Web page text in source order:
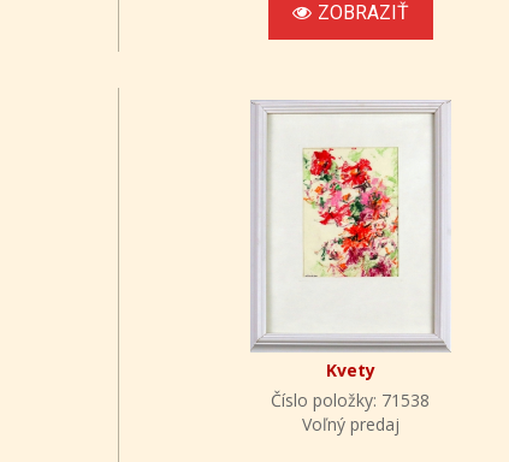
ZOBRAZIŤ
Kvety
Číslo položky: 71538
Voľný predaj